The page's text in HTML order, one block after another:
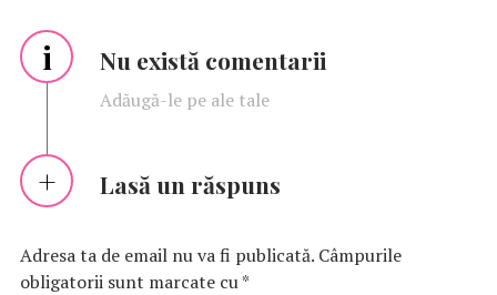
i Nu există comentarii
Adăugă-le pe ale tale
Lasă un răspuns
Adresa ta de email nu va fi publicată. Câmpurile
obligatorii sunt marcate cu*